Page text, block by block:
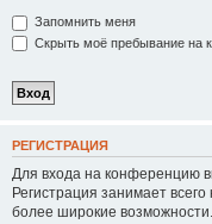
Запомнить меня
Скрыть моё пребывание на
РЕГИСТРАЦИЯ
Для входа на конференцию
Регистрация занимает
более широкие